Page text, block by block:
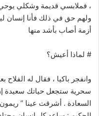
، فملابسي قديمة وشكلي يوحي
ولهم حق في ذلك فأنا إنسان
أزمة أصاب بأشد منها
# لماذا أعيش؟
وانفجر باكيا ، فقال له
سحرية ستجعل حياتك سعيدة
السعادة . أشرقت عينا ”